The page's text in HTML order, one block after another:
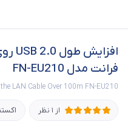
فرانت مدل FN-EU210
LAN Cable Over 100m FN-EU210
از 1 نظر